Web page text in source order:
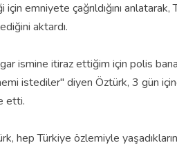
için emniyete çağrıldığını
aktardı.
ismine itiraz ettiğim için polis
istediler" diyen Öztürk, 3 gün
etti.
hep Türkiye özlemiyle